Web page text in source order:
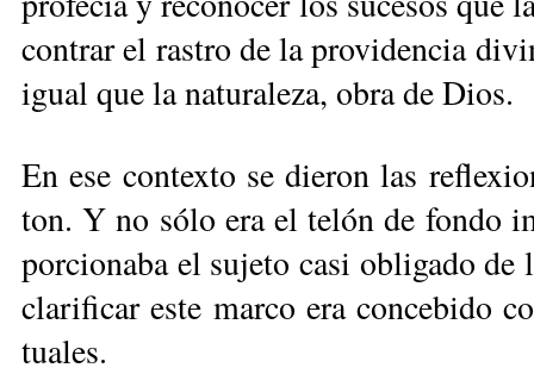
con­trar el ras­tro de la pro­vi­den­cia
igual que la na­tu­ra­le­za, obra de Dios.
En ese con­tex­to se die­ron las
ton. Y no só­lo era el te­lón de fon­do
por­cio­na­ba el su­je­to ca­si obli­ga­do de
cla­ri­fi­car es­te mar­co era con­ce­bi­do
tua­les.